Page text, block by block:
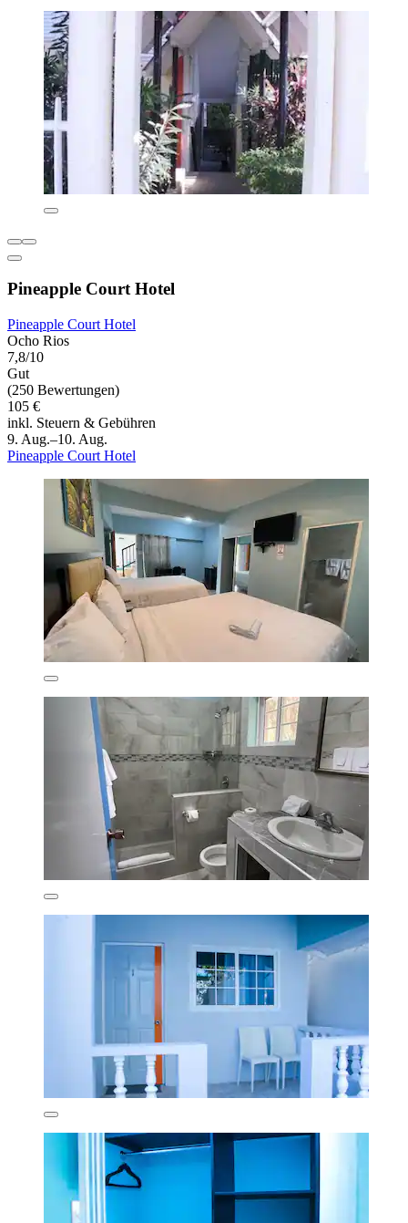
Pineapple Court Hotel
Pineapple Court Hotel
Ocho Rios
7,8/10
Gut
(250 Bewertungen)
105 €
inkl. Steuern & Gebühren
9. Aug.–10. Aug.
Pineapple Court Hotel